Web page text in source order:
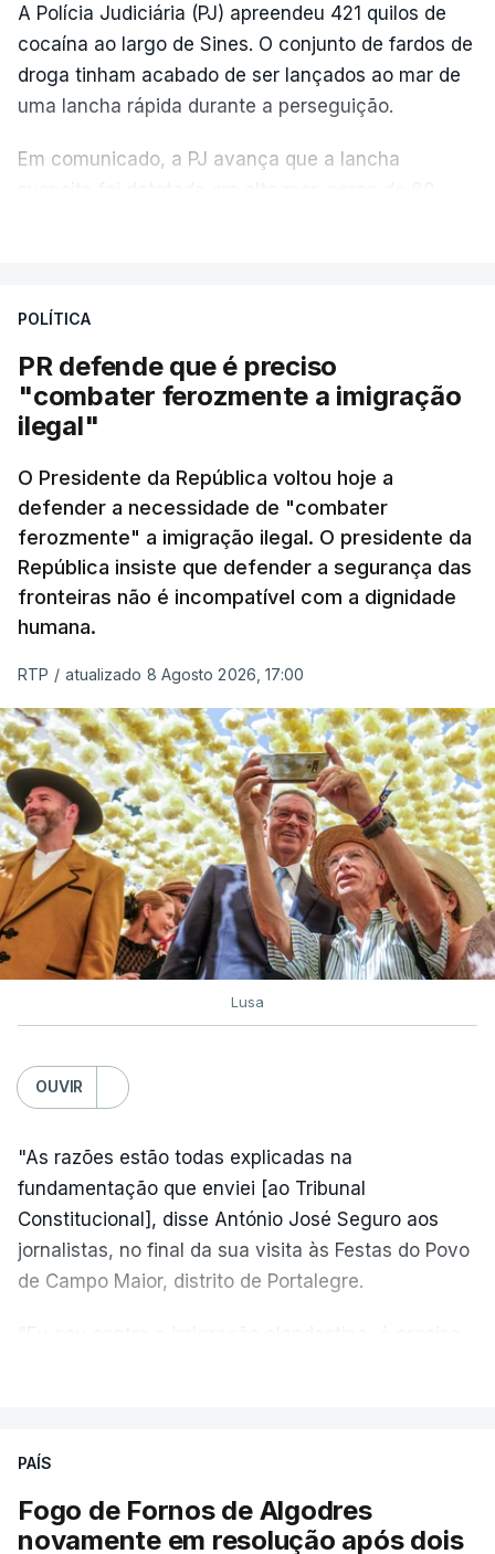
A Polícia Judiciária (PJ) apreendeu 421 quilos de
cocaína ao largo de Sines. O conjunto de fardos de
droga tinham acabado de ser lançados ao mar de
uma lancha rápida durante a perseguição.
Em comunicado, a PJ avança que a lancha
desencadeando uma ação de prevenção
articulação com a Marinha, a Autoridade Marítima
Nacional e a Força Aérea.
apreendida mais cocaína até ao momento de que
em todo o ano de 2025.
A ação de prevenção visa a deteção em alto mar
de embarcações de alta velocidade (EAV) que
utilizam a costa nacional para o tráfico de droga.
c/ Lusa
POLÍTICA
PR defende que é preciso
"combater ferozmente a imigração
ilegal"
O Presidente da República voltou hoje a
defender a necessidade de "combater
ferozmente" a imigração ilegal. O presidente da
República insiste que defender a segurança das
fronteiras não é incompatível com a dignidade
humana.
RTP / atualizado 8 Agosto 2026, 17:00
Lusa
OUVIR
"As razões estão todas explicadas na
fundamentação que enviei [ao Tribunal
Constitucional], disse António José Seguro aos
jornalistas, no final da sua visita às Festas do Povo
de Campo Maior, distrito de Portalegre.
nada disto é incompatível com tratarmos com
crianças", acrescentou.
PAÍS
Fogo de Fornos de Algodres
novamente em resolução após dois